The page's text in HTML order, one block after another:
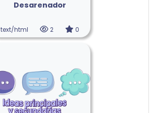
Desarenador
text/html 2 0